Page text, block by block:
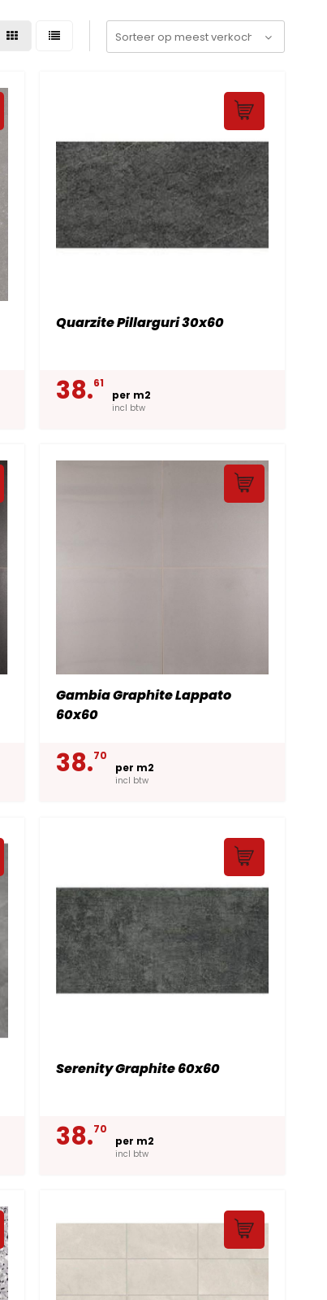
Quarzite Pillarguri 30x60
38.61
per m2
incl btw
Gambia Graphite Lappato
60x60
38.70
per m2
incl btw
Serenity Graphite 60x60
38.70
per m2
incl btw